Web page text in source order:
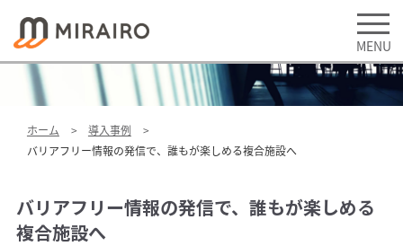
ホーム
導入事例
バリアフリー情報の発信で、誰もが楽しめる複合施設へ
バリアフリー情報の発信で、誰もが楽しめる
複合施設へ